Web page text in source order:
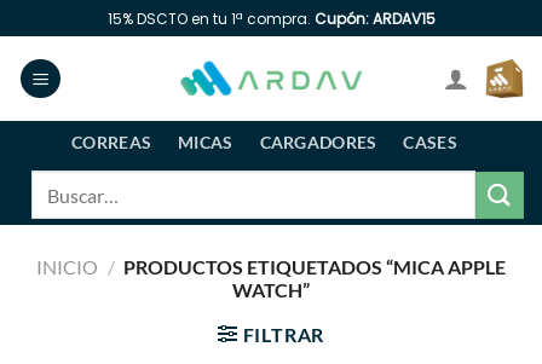
al
contenido
15% DSCTO en tu 1ª compra. Cupón: ARDAV15
CORREAS MICAS CARGADORES
CASES
INICIO / PRODUCTOS ETIQUETADOS “MICA APPLE
WATCH”
FILTRAR